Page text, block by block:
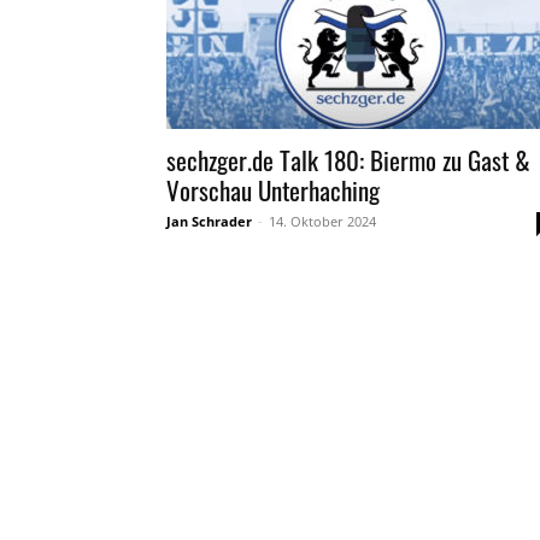
sechzger.de Talk 180: Biermo zu Gast &
Vorschau Unterhaching
Jan Schrader - 14. Oktober 2024